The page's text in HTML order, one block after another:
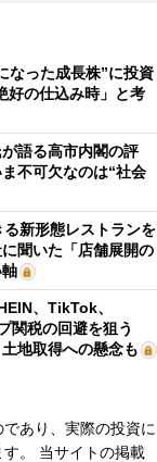
なった成長株”に投資
の仕込み時」と考
語る高市内閣の評
不可欠なのは“社会
る新形態レストランを
聞いた「店舗展開の
、TikTok、
関税の回避を狙う
地取得への懸念も
あり、実際の投資に
。 当サイトの掲載